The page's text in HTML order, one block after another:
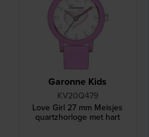
Garonne Kids
KV20Q479
Love Girl 27 mm Meisjes
quartzhorloge met hart